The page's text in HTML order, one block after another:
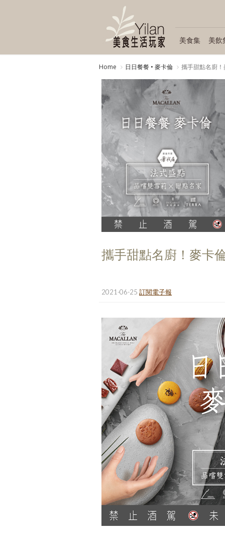
美食集 美飲
Home 日日餐餐 • 麥卡倫 攜手甜點名廚
攜手甜點名廚！麥卡
2021-06-25 訂閱電子報